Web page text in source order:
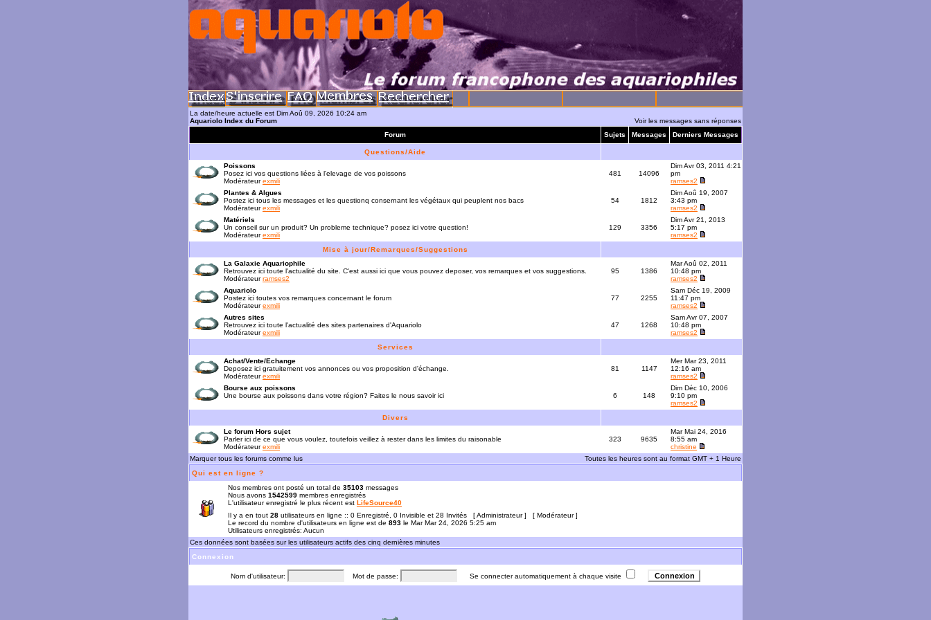
La date/heure actuelle est Dim Aoû 09, 2026 10:24 am
Aquariolo Index du Forum
Voir les messages sans réponses
Forum
Sujets Messages Derniers Messages
Questions/Aide
Poissons
Posez ici vos questions liées à l'elevage de vos poissons
Modérateurexmili
481 14096
Dim Avr 03, 2011 4:21
pm
ramses2
Plantes & Algues
Postez ici tous les messages et les questionq consernant les végétaux qui peuplent nos bacs
Modérateurexmili
54 1812
Dim Aoû 19, 2007
3:43 pm
ramses2
Matériels
Un conseil sur un produit? Un probleme technique? posez ici votre question!
Modérateurexmili
129 3356
Dim Avr 21, 2013
5:17 pm
ramses2
Mise à jour/Remarques/Suggestions
La Galaxie Aquariophile
Retrouvez ici toute l'actualité du site. C'est aussi ici que vous pouvez deposer, vos remarques et vos suggestions.
Modérateurramses2
95 1386
Mar Aoû 02, 2011
10:48 pm
ramses2
Aquariolo
Postez ici toutes vos remarques concernant le forum
Modérateurexmili
77 2255
Sam Déc 19, 2009
11:47 pm
ramses2
Autres sites
Retrouvez ici toute l'actualité des sites partenaires d'Aquariolo
Modérateurexmili
47 1268
Sam Avr 07, 2007
10:48 pm
ramses2
Services
Achat/Vente/Echange
Deposez ici gratuitement vos annonces ou vos proposition d'échange.
Modérateurexmili
81 1147
Mer Mar 23, 2011
12:16 am
ramses2
Bourse aux poissons
Une bourse aux poissons dans votre région? Faites le nous savoir ici
6 148
Dim Déc 10, 2006
9:10 pm
ramses2
Divers
Le forum Hors sujet
Parler ici de ce que vous voulez, toutefois veillez à rester dans les limites du raisonable
Modérateurexmili
323 9635
Mar Mai 24, 2016
8:55 am
christine
Marquer tous les forums comme lus
Toutes les heures sont au format GMT + 1 Heure
Qui est en ligne ?
Nos membres ont posté un total de 35103 messages
Nous avons 1542599 membres enregistrés
L'utilisateur enregistré le plus récent est LifeSource40
Il y a en tout 28 utilisateurs en ligne :: 0 Enregistré, 0 Invisible et 28 Invités [Administrateur] [ Modérateur]
Le record du nombre d'utilisateurs en ligne est de 893 le Mar Mar 24, 2026 5:25 am
Utilisateurs enregistrés: Aucun
Ces données sont basées sur les utilisateurs actifs des cinq dernières minutes
Connexion
Nom d'utilisateur: Mot de passe: Se connecter automatiquement à chaque visite